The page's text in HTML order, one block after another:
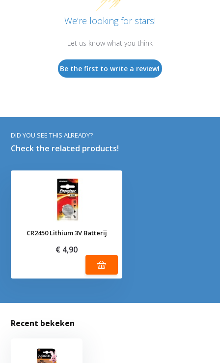
We’re looking for stars!
Let us know what you think
Be the first to write a review!
DID YOU SEE THIS ALREADY?
Check the related products!
CR2450 Lithium 3V Batterij
€ 4,90
Recent bekeken